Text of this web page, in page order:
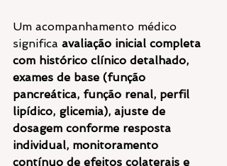
Um acompanhamento médico
significa avaliação inicial completa
com histórico clínico detalhado,
exames de base (função
pancreática, função renal, perfil
lipídico, glicemia), ajuste de
dosagem conforme resposta
individual, monitoramento
contínuo de efeitos colaterais e